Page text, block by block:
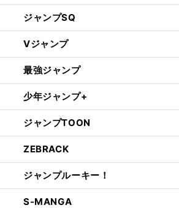
ジャンプSQ
Vジャンプ
最強ジャンプ
少年ジャンプ+
ジャンプTOON
ZEBRACK
ジャンプルーキー！
S-MANGA